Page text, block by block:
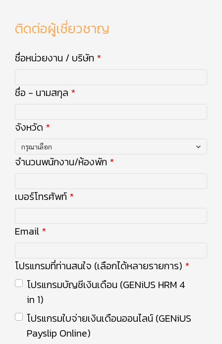
ติดต่อผู้เชี่ยวชาญ
ชื่อหน่วยงาน / บริษัท
ชื่อ - นามสกุล
จังหวัด
กรุณาเลือก
จำนวนพนักงาน/ห้องพัก
เบอร์โทรศัพท์
Email
โปรแกรมที่ท่านสนใจ (เลือกได้หลายรายการ)
โปรแกรมบัญชีเงินเดือน (GENiUS HRM 4
in 1)
โปรแกรมใบจ่ายเงินเดือนออนไลน์ (GENiUS
Payslip Online)